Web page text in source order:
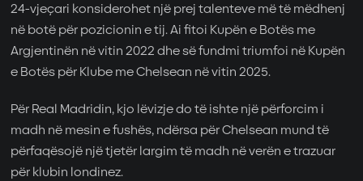
24-vjeçari konsiderohet një prej talenteve më të mëdhenj
në botë për pozicionin e tij. Ai fitoi Kupën e Botës me
Argjentinën në vitin 2022 dhe së fundmi triumfoi në Kupën
e Botës për Klube me Chelsean në vitin 2025.
Për Real Madridin, kjo lëvizje do të ishte një përforcim i
madh në mesin e fushës, ndërsa për Chelsean mund të
përfaqësojë një tjetër largim të madh në verën e trazuar
për klubin londinez.